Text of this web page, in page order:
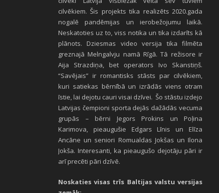
cilvēkiem. Šis projekts tika realizēts 2020.gada
nogalē pandēmijas un ierobežojumu laikā.
Neskatoties uz to, viss notika un tika izdarīts kā
plānots. Dziesmas video versija tika filmēta
greznajā Melngalvju namā Rīgā. Tā režisore ir
Aija Strazdiņa, bet operators Ivo Skanstiņš.
“Savējais” ir romantisks stāsts par cilvēkiem,
kuri satiekas bērnībā un izrādās viens otram
īstie, lai dejotu cauri visai dzīvei. Šo stāstu izdejo
Latvijas čempioni sporta dejās dažādās vecuma
grupās – bērni Jegors Prokins un Poļina
Karimova, pieaugušie Edgars Līnis un Elīza
Ancāne un seniori Romualdas Jokšas un Ilona
Jokša. Interesanti, ka pieaugušo dejotāju pāri ir
arī precēti pāri dzīvē.
Noskaties visas trīs Baltijas valstu versijas